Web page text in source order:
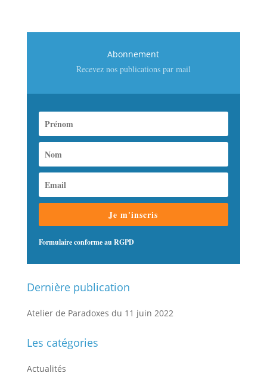
Abonnement
Recevez nos publications par mail
Je m'inscris
Formulaire conforme au RGPD
Dernière publication
Atelier de Paradoxes du 11 juin 2022
Les catégories
Actualités